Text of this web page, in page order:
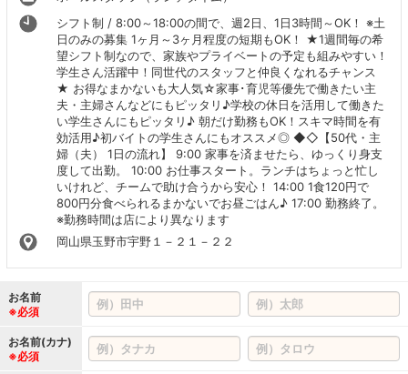
シフト制 / 8:00～18:00の間で、週2日、1日3時間～OK！ ※土
日のみの募集 1ヶ月～3ヶ月程度の短期もOK！ ★1週間毎の希
望シフト制なので、家族やプライベートの予定も組みやすい！
学生さん活躍中！同世代のスタッフと仲良くなれるチャンス
★ お得なまかないも大人気☆家事･育児等優先で働きたい主
夫・主婦さんなどにもピッタリ♪学校の休日を活用して働きた
い学生さんにもピッタリ♪ 朝だけ勤務もOK！スキマ時間を有
効活用♪初バイトの学生さんにもオススメ◎ ◆◇【50代・主
婦（夫） 1日の流れ】 9:00 家事を済ませたら、ゆっくり身支
度して出勤。 10:00 お仕事スタート。ランチはちょっと忙し
いけれど、チームで助け合うから安心！ 14:00 1食120円で
800円分食べられるまかないでお昼ごはん♪ 17:00 勤務終了。
※勤務時間は店により異なります
岡山県玉野市宇野１－２１－２２
お名前
※必須
お名前(カナ)
※必須